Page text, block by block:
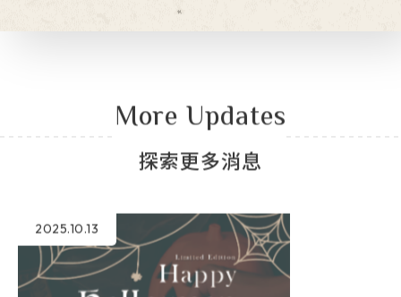
More Updates
探索更多消息
2025.10.13